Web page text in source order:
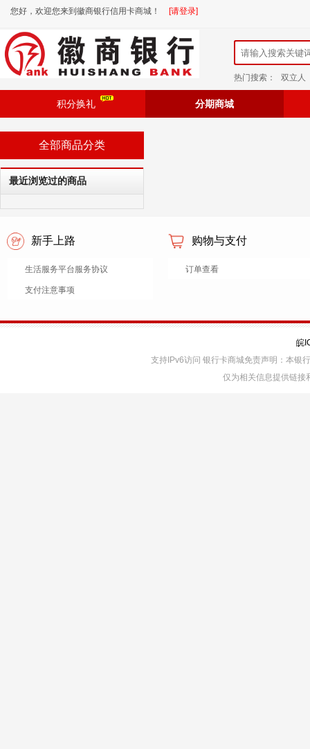
您好，欢迎您来到徽商银行信用卡商城！ [请登录]
热门搜索： 双立人
积分换礼 分期商城
全部商品分类
最近浏览过的商品
新手上路
生活服务平台服务协议
支付注意事项
购物与支付
订单查看
皖
支持IPv6访问 银行卡商城免责声明：本银
仅为相关信息提供链接